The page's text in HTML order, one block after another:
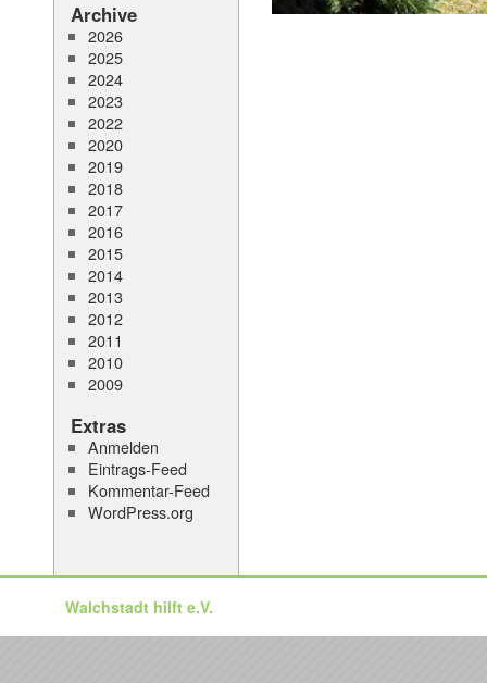
Archive
2026
2025
2024
2023
2022
2020
2019
2018
2017
2016
2015
2014
2013
2012
2011
2010
2009
Extras
Anmelden
Eintrags-Feed
Kommentar-Feed
WordPress.org
Walchstadt hilft e.V.